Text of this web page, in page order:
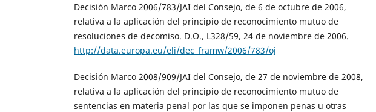
Decisión Marco 2006/783/JAI del Consejo, de 6 de octubre de 2006,
relativa a la aplicación del principio de reconocimiento mutuo de
resoluciones de decomiso. D.O., L328/59, 24 de noviembre de 2006.
http://data.europa.eu/eli/dec_framw/2006/783/oj
Decisión Marco 2008/909/JAI del Consejo, de 27 de noviembre de 2008,
relativa a la aplicación del principio de reconocimiento mutuo de
sentencias en materia penal por las que se imponen penas u otras